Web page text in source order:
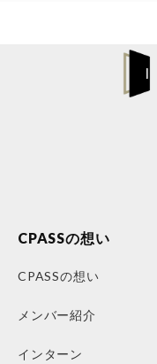
CPASSの想い
CPASSの想い
メンバー紹介
インターン